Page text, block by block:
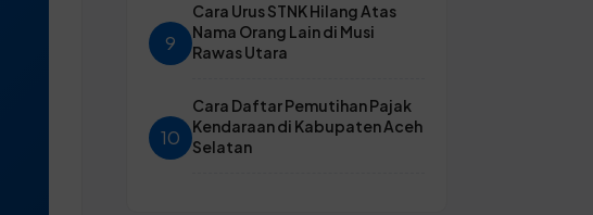
9
Cara Urus STNK Hilang Atas
Nama Orang Lain di Musi
Rawas Utara
10
Cara Daftar Pemutihan Pajak
Kendaraan di Kabupaten Aceh
Selatan